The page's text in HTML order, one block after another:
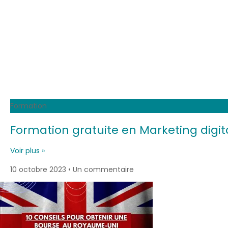
Formation
Formation gratuite en Marketing
Voir plus »
10 octobre 2023
Un commentaire